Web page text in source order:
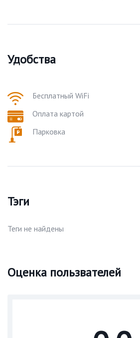
Удобства
Бесплатный WiFi
Оплата картой
Парковка
Тэги
Теги не найдены
Оценка пользвателей